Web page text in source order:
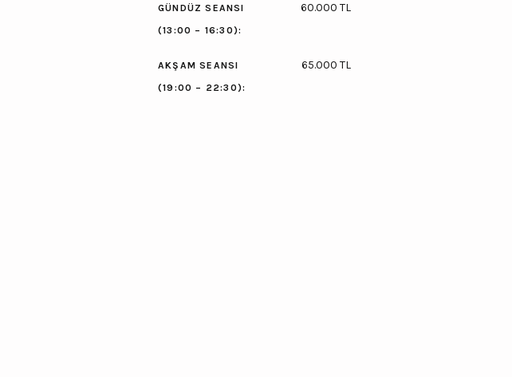
GÜNDÜZ SEANSI
(13:00 – 16:30):
60.000 TL
AKŞAM SEANSI
(19:00 – 22:30):
65.000 TL